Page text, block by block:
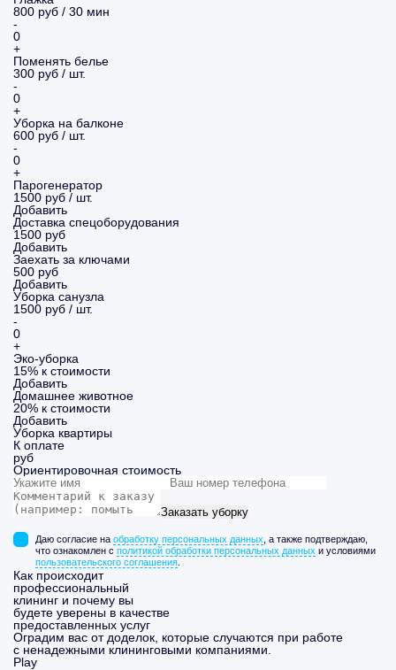
800 руб / 30 мин
-
0
+
Поменять белье
300 руб / шт.
-
0
+
Уборка на балконе
600 руб / шт.
-
0
+
Парогенератор
1500 руб / шт.
Добавить
Доставка спецоборудования
1500 руб
Добавить
Заехать за ключами
500 руб
Добавить
Уборка санузла
1500 руб / шт.
-
0
+
Эко-уборка
15% к стоимости
Добавить
Домашнее животное
20% к стоимости
Добавить
Уборка квартиры
К оплате
руб
Ориентировочная стоимость
Заказать уборку
Даю согласие на обработку персональных данных , а также подтверждаю,
что ознакомлен с политикой обработки персональных данных и условиями
пользовательского соглашения
Как происходит
профессиональный
клининг и почему вы
будете уверены в качестве
предоставленных услуг
Оградим вас от доделок, которые случаются при работе
с ненадежными клининговыми компаниями.
Play